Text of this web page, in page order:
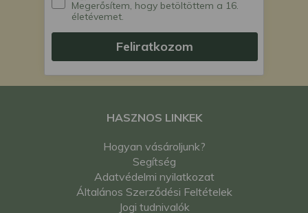
Megerősítem, hogy betöltöttem a 16.
életévemet.
Feliratkozom
HASZNOS LINKEK
Hogyan vásároljunk?
Segítség
Adatvédelmi nyilatkozat
Általános Szerződési Feltételek
Jogi tudnivalók